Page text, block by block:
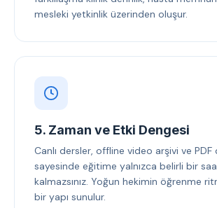
mesleki yetkinlik üzerinden oluşur.
5. Zaman ve Etki Dengesi
Canlı dersler, offline video arşivi ve PDF
sayesinde eğitime yalnızca belirli bir
kalmazsınız. Yoğun hekimin öğrenme
bir yapı sunulur.